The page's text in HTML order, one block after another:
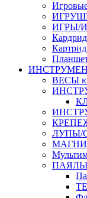
ИГРЫ/
ВЕСЫ
ЛУПЫ/